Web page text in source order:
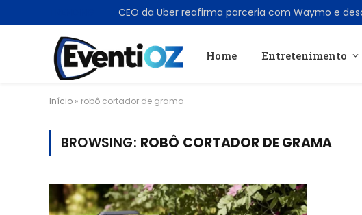
Home Entretenimento
Início » robô cortador de grama
BROWSING: ROBÔ CORTADOR DE GRAMA